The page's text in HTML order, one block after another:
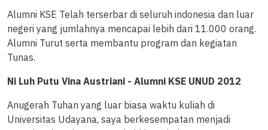
Alumni KSE Telah terserbar di seluruh indonesia dan luar
negeri yang jumlahnya mencapai lebih dari 11.000 orang.
Alumni Turut serta membantu program dan kegiatan
Tunas.
Ni Luh Putu Vina Austriani - Alumni KSE UNUD 2012
Anugerah Tuhan yang luar biasa waktu kuliah di
Universitas Udayana, saya berkesempatan menjadi